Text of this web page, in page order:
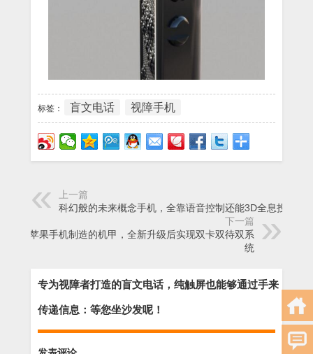
标签： 盲文电话 视障手机
上一篇
科幻般的未来概念手机，全靠语音控制还能3D全息投影
下一篇
专为苹果手机制造的机甲，全新升级后实现双卡双待双系
统
专为视障者打造的盲文电话，纯触屏也能够通过手来
传递信息：等您坐沙发呢！